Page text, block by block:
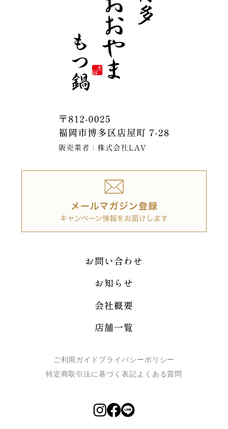
お問い合わせ
お知らせ
会社概要
店舗一覧
ご利用ガイド プライバシーポリシー
特定商取引法に基づく表記よくある質問